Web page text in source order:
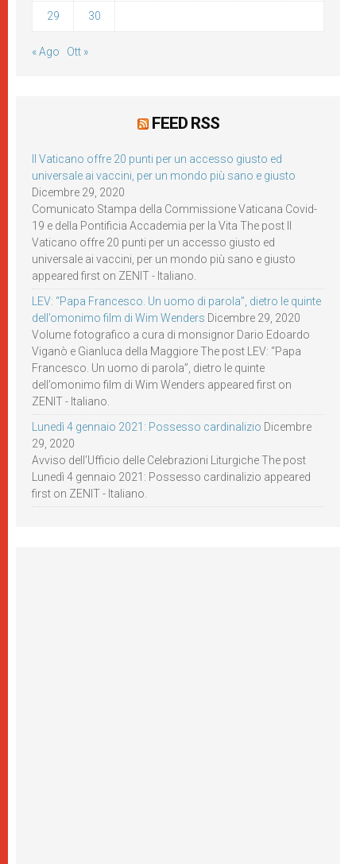
29 30
« Ago Ott »
FEED RSS
Il Vaticano offre 20 punti per un accesso giusto ed
universale ai vaccini, per un mondo più sano e giusto
Dicembre 29, 2020
Comunicato Stampa della Commissione Vaticana Covid-
19 e della Pontificia Accademia per la Vita The post Il
Vaticano offre 20 punti per un accesso giusto ed
universale ai vaccini, per un mondo più sano e giusto
appeared first on ZENIT - Italiano.
LEV: “Papa Francesco. Un uomo di parola”, dietro le quinte
dell’omonimo film di Wim Wenders Dicembre 29, 2020
Volume fotografico a cura di monsignor Dario Edoardo
Viganò e Gianluca della Maggiore The post LEV: “Papa
Francesco. Un uomo di parola”, dietro le quinte
dell’omonimo film di Wim Wenders appeared first on
ZENIT - Italiano.
Lunedì 4 gennaio 2021: Possesso cardinalizio Dicembre
29, 2020
Avviso dell’Ufficio delle Celebrazioni Liturgiche The post
Lunedì 4 gennaio 2021: Possesso cardinalizio appeared
first on ZENIT - Italiano.